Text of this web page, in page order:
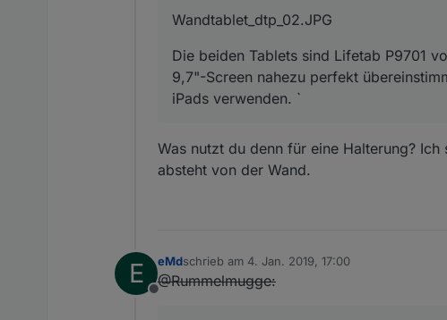
Wandtablet_dtp_02.JPG
Die beiden Tablets sind Lifetab P9701
9,7"-Screen nahezu perfekt
iPads verwenden. `
Was nutzt du denn für eine Halterung?
absteht von der Wand.
E
Offline
eMdschrieb am 4. Jan. 2019, 17:00
zuletzt editiert von
@Rummelmugge: